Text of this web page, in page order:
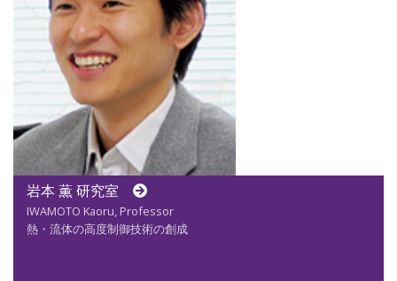
岩本 薫 研究室
IWAMOTO Kaoru, Professor
熱・流体の高度制御技術の創成